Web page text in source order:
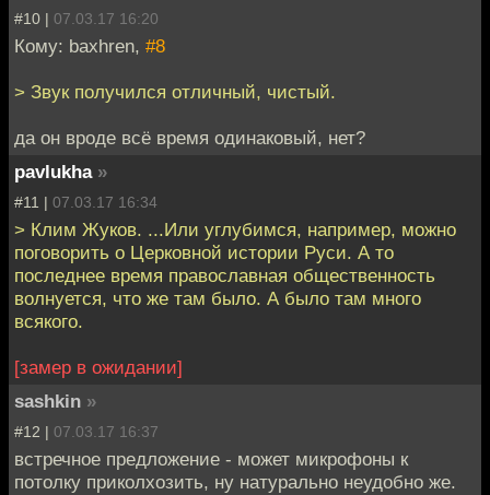
#10 | 07.03.17 16:20
Кому: baxhren, #8
> Звук получился отличный, чистый.
да он вроде всё время одинаковый, нет?
pavlukha »
#11 | 07.03.17 16:34
> Клим Жуков. ...Или углубимся, например, можно
поговорить о Церковной истории Руси. А то
последнее время православная общественность
волнуется, что же там было. А было там много
всякого.
[замер в ожидании]
sashkin »
#12 | 07.03.17 16:37
встречное предложение - может микрофоны к
потолку приколхозить, ну натурально неудобно же.